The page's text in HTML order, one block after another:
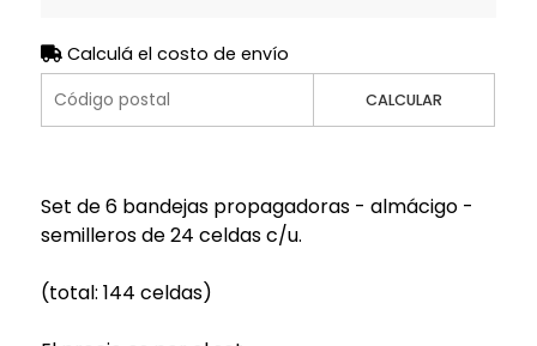
Calculá el costo de envío
CALCULAR
Set de 6 bandejas propagadoras - almácigo -
semilleros de 24 celdas c/u.
(total: 144 celdas)